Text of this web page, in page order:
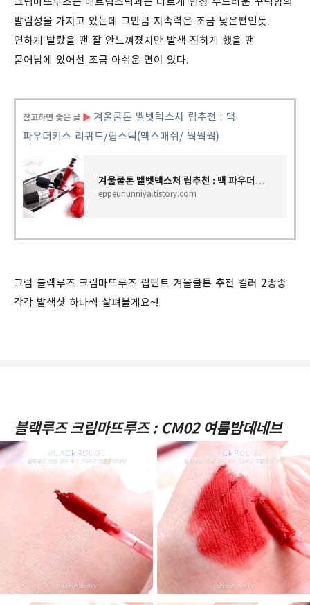
발림성을 가지고 있는데 그만큼 지속력은 조금 낮은편인듯.
연하게 발랐을 땐 잘 안느껴졌지만 발색 진하게 했을 땐
묻어남에 있어선 조금 아쉬운 면이 있다.
참고하면 좋은 글 ▶ 겨울쿨톤 벨벳텍스처 립추천 : 맥
파우더키스 리퀴드/립스틱(맥스매쉬/ 웍웍웍)
겨울쿨톤 벨벳텍스처 립추천 : 맥 파우더키스 리퀴드/립스틱(맥스매쉬/ 웍웍웍)
eppeununniya.tistory.com
그럼 블랙루즈 크림마뜨루즈 립틴트 겨울쿨톤 추천 컬러 2종종
각각 발색샷 하나씩 살펴볼게요~!
블랙루즈 크림마뜨루즈 : CM02 여름밤데네브